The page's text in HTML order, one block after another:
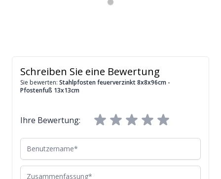
Schreiben Sie eine Bewertung
Sie bewerten: Stahlpfosten feuerverzinkt 8x8x96cm -
Pfostenfuß 13x13cm
Ihre Bewertung:
Benutzername
Zusammenfassung